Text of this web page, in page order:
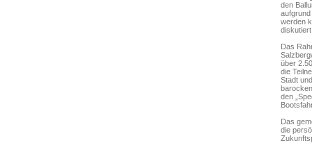
den
werden
Das
über
die
Stadt
den
Das
die